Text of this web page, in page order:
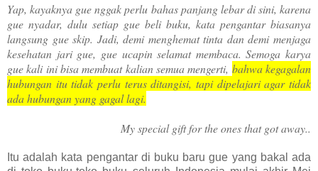
Yap, kayaknya gue nggak perlu bahas panjang lebar di sini, karena
gue nyadar, dulu setiap gue beli buku, kata pengantar biasanya
langsung gue skip. Jadi, demi menghemat tinta dan demi menjaga
kesehatan jari gue, gue ucapin selamat membaca. Semoga karya
gue kali ini bisa membuat kalian semua mengerti, bahwa kegagalan
hubungan itu tidak perlu terus ditangisi, tapi dipelajari agar tidak
ada hubungan yang gagal lagi.
My special gift for the ones that got away..
Itu adalah kata pengantar di buku baru gue yang bakal ada